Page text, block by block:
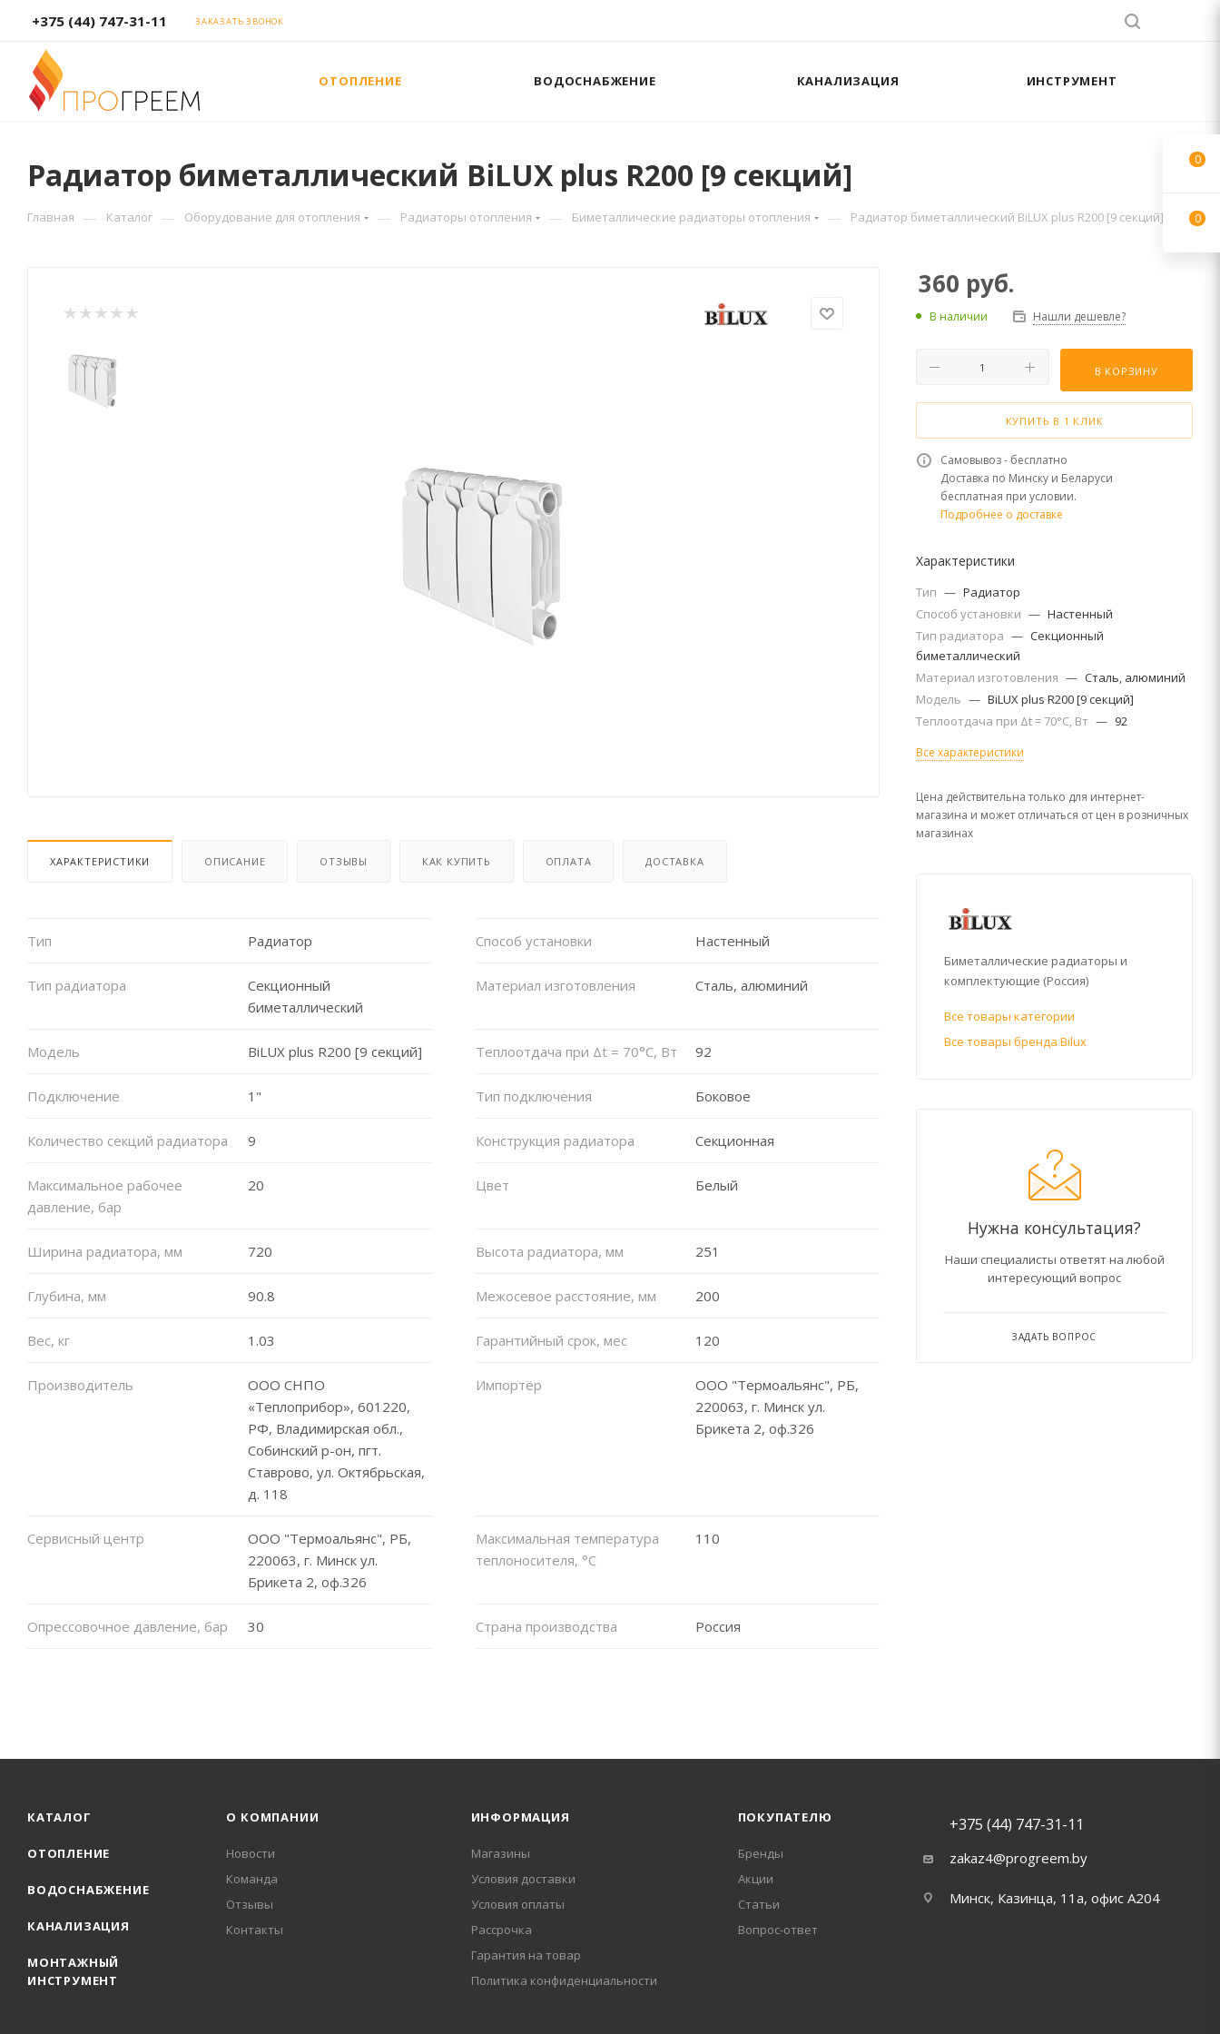
+375 (44) 747-31-11 ЗАКАЗАТЬ ЗВОНОК
ОТОПЛЕНИЕ ВОДОСНАБЖЕНИЕ КАНАЛИЗАЦИЯ ИНСТРУМЕНТ
Радиатор биметаллический BiLUX plus R200 [9 секций]
Главная — Каталог — Оборудование для отопления — Радиаторы отопления — Биметаллические радиаторы отопления — Радиатор биметаллический BiLUX plus R200 [9 секций]
ХАРАКТЕРИСТИКИ ОПИСАНИЕ ОТЗЫВЫ КАК КУПИТЬ ОПЛАТА ДОСТАВКА
Тип Радиатор Способ установки Настенный
Тип радиатора
Секционный
биметаллический
Материал изготовления Сталь, алюминий
Модель BiLUX plus R200 [9 секций] Теплоотдача при Δt = 70°C, Вт 92
Подключение 1" Тип подключения Боковое
Количество секций радиатора 9 Конструкция радиатора Секционная
Максимальное рабочее
давление, бар
20 Цвет Белый
Ширина радиатора, мм 720 Высота радиатора, мм 251
Глубина, мм 90.8 Межосевое расстояние, мм 200
Вес, кг 1.03 Гарантийный срок, мес 120
Производитель
ООО СНПО
«Теплоприбор», 601220,
РФ, Владимирская обл.,
Собинский р-он, пгт.
Ставрово, ул. Октябрьская,
д. 118
Импортёр
ООО "Термоальянс", РБ,
220063, г. Минск ул.
Брикета 2, оф.326
Сервисный центр
ООО "Термоальянс", РБ,
220063, г. Минск ул.
Брикета 2, оф.326
Максимальная температура
теплоносителя, °C
110
Опрессовочное давление, бар 30 Страна производства Россия
360 руб.
В наличии Нашли дешевле?
В КОРЗИНУ
КУПИТЬ В 1 КЛИК
Самовывоз - бесплатно
Доставка по Минску и Беларуси
бесплатная при условии.
Подробнее о доставке
Характеристики
Тип — Радиатор
Способ установки — Настенный
Тип радиатора — Секционный
биметаллический
Материал изготовления — Сталь, алюминий
Модель — BiLUX plus R200 [9 секций]
Теплоотдача при Δt = 70°C, Вт — 92
Все характеристики
Цена действительна только для интернет-
магазина и может отличаться от цен в розничных
магазинах
Биметаллические радиаторы и
комплектующие (Россия)
Все товары категории
Все товары бренда Bilux
Нужна консультация?
Наши специалисты ответят на любой
интересующий вопрос
ЗАДАТЬ ВОПРОС
КАТАЛОГ
ОТОПЛЕНИЕ
ВОДОСНАБЖЕНИЕ
КАНАЛИЗАЦИЯ
МОНТАЖНЫЙ
ИНСТРУМЕНТ
О КОМПАНИИ
Новости
Команда
Отзывы
Контакты
ИНФОРМАЦИЯ
Магазины
Условия доставки
Условия оплаты
Рассрочка
Гарантия на товар
Политика конфиденциальности
ПОКУПАТЕЛЮ
Бренды
Акции
Статьи
Вопрос-ответ
+375 (44) 747-31-11
zakaz4@progreem.by
Минск, Казинца, 11а, офис А204
0
0